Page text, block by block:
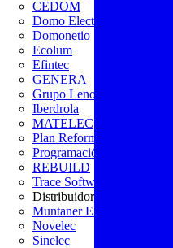
CEDOM
Domo Electra
Domonetio
Ecolum
Efintec
GENERA
Grupo Lenor
Iberdrola
MATELEC
Plan Reforma
Programación Integral
REBUILD
Trace Software
Distribuidor
Muntaner Electro
Novelec
Sinelec